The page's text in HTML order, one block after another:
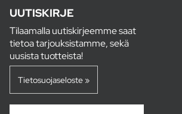
UUTISKIRJE
Tilaamalla uutiskirjeemme saat
tietoa tarjouksistamme, sekä
uusista tuotteista!
Tietosuojaseloste »